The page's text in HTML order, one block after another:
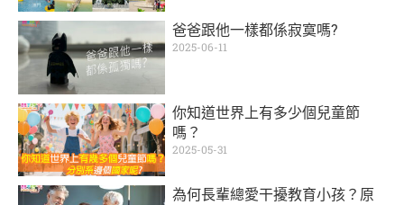
爸爸跟他一樣都係寂寞嗎?
2025-06-11
你知道世界上有多少個兒童節
嗎？
2025-05-31
為何長輩總愛干擾教育小孩？原